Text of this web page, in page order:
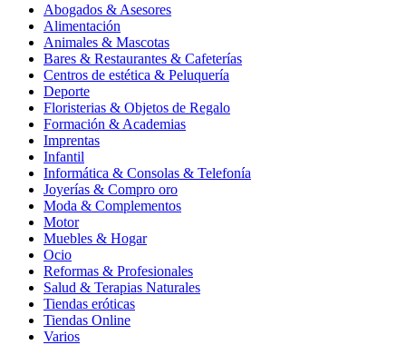
Abogados & Asesores
Alimentación
Animales & Mascotas
Bares & Restaurantes & Cafeterías
Centros de estética & Peluquería
Deporte
Floristerias & Objetos de Regalo
Formación & Academias
Imprentas
Infantil
Informática & Consolas & Telefonía
Joyerías & Compro oro
Moda & Complementos
Motor
Muebles & Hogar
Ocio
Reformas & Profesionales
Salud & Terapias Naturales
Tiendas eróticas
Tiendas Online
Varios